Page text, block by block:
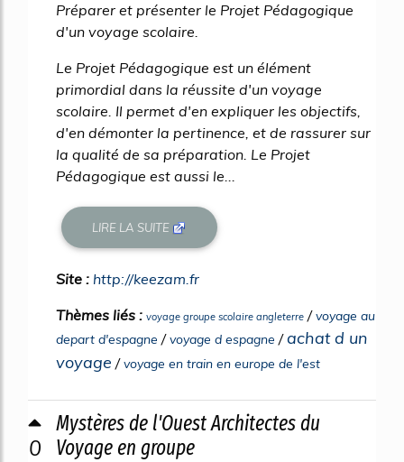
Préparer et présenter le Projet Pédagogique
d'un voyage scolaire.
Le Projet Pédagogique est un élément
primordial dans la réussite d'un voyage
scolaire. Il permet d'en expliquer les objectifs,
d'en démonter la pertinence, et de rassurer sur
la qualité de sa préparation. Le Projet
Pédagogique est aussi le...
LIRE LA SUITE
Site : http://keezam.fr
Thèmes liés : voyage groupe scolaire angleterre /voyage au
depart d'espagne /voyage d espagne /achat d un
voyage /voyage en train en europe de l'est
0
Mystères de l'Ouest Architectes du
Voyage en groupe